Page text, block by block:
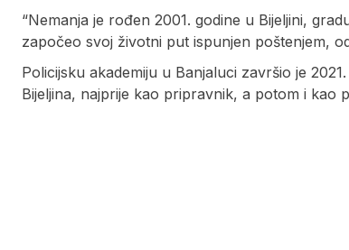
“Nemanja je rođen 2001. godine u Bijeljini,
započeo svoj životni put ispunjen poštenjem,
Policijsku akademiju u Banjaluci završio je
Bijeljina, najprije kao pripravnik, a potom i kao